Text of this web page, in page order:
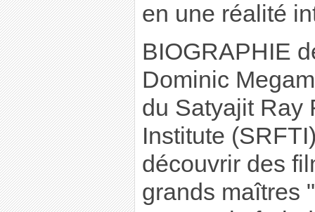
en une réalité
BIOGRAPHIE
Dominic
du Satyajit Ray
Institute
découvrir des
grands maîtres